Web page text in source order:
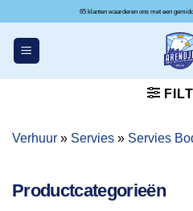
inhoud
65 klanten
Verhuur » Servies » Servies
Productcategorieën